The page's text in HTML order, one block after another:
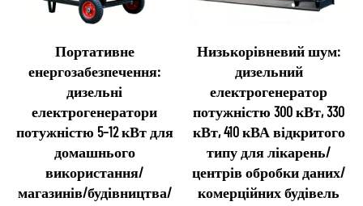
Портативне
енергозабезпечення:
дизельні
електрогенератори
потужністю 5–12 кВт для
домашнього
використання/
магазинів/будівництва/
Низькорівневий шум:
дизельний
електрогенератор
потужністю 300 кВт, 330
кВт, 410 кВА відкритого
типу для лікарень/
центрів обробки даних/
комерційних будівель